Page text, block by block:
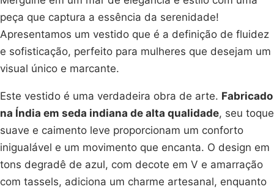
peça que captura a essência da serenidade!
Apresentamos um vestido que é a definição de fluidez
e sofisticação, perfeito para mulheres que desejam um
visual único e marcante.
Este vestido é uma verdadeira obra de arte. Fabricado
na Índia em seda indiana de alta qualidade, seu toque
suave e caimento leve proporcionam um conforto
inigualável e um movimento que encanta. O design em
tons degradê de azul, com decote em V e amarração
com tassels, adiciona um charme artesanal, enquanto